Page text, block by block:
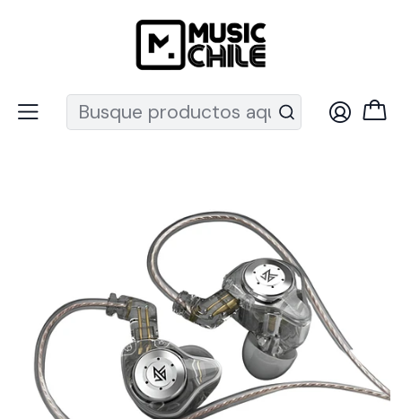
Recuerda que ahora nos puedes encontrar en el MUT
Audio Pro Audifonos